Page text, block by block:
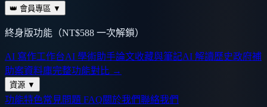
👑 會員專區 ▼
終身版功能（NT$588 一次解鎖）
AI 寫作工作台AI 學術助手論文收藏與筆記AI 解讀歷史政府補
助案資料庫完整功能對比 →
資源 ▼
功能特色常見問題 FAQ關於我們聯絡我們